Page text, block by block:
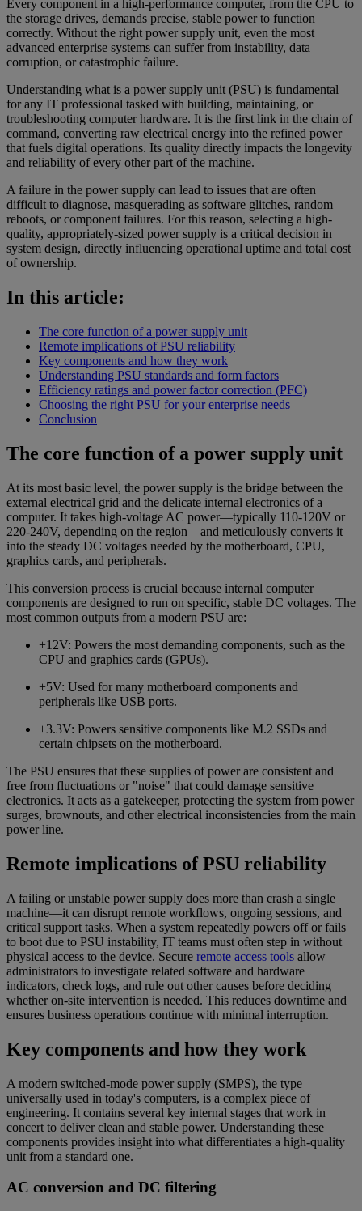
Every component in a high-performance computer, from the CPU to
the storage drives, demands precise, stable power to function
correctly. Without the right power supply unit, even the most
advanced enterprise systems can suffer from instability, data
corruption, or catastrophic failure.
Understanding what is a power supply unit (PSU) is fundamental
for any IT professional tasked with building, maintaining, or
troubleshooting computer hardware. It is the first link in the chain of
command, converting raw electrical energy into the refined power
that fuels digital operations. Its quality directly impacts the longevity
and reliability of every other part of the machine.
A failure in the power supply can lead to issues that are often
difficult to diagnose, masquerading as software glitches, random
reboots, or component failures. For this reason, selecting a high-
quality, appropriately-sized power supply is a critical decision in
system design, directly influencing operational uptime and total cost
of ownership.
In this article:
The core function of a power supply unit
Remote implications of PSU reliability
Key components and how they work
Understanding PSU standards and form factors
Efficiency ratings and power factor correction (PFC)
Choosing the right PSU for your enterprise needs
Conclusion
The core function of a power supply unit
At its most basic level, the power supply is the bridge between the
external electrical grid and the delicate internal electronics of a
computer. It takes high-voltage AC power—typically 110-120V or
220-240V, depending on the region—and meticulously converts it
into the steady DC voltages needed by the motherboard, CPU,
graphics cards, and peripherals.
This conversion process is crucial because internal computer
components are designed to run on specific, stable DC voltages. The
most common outputs from a modern PSU are:
+12V: Powers the most demanding components, such as the
CPU and graphics cards (GPUs).
+5V: Used for many motherboard components and
peripherals like USB ports.
+3.3V: Powers sensitive components like M.2 SSDs and
certain chipsets on the motherboard.
The PSU ensures that these supplies of power are consistent and
free from fluctuations or "noise" that could damage sensitive
electronics. It acts as a gatekeeper, protecting the system from power
surges, brownouts, and other electrical inconsistencies from the main
power line.
Remote implications of PSU reliability
A failing or unstable power supply does more than crash a single
machine—it can disrupt remote workflows, ongoing sessions, and
critical support tasks. When a system repeatedly powers off or fails
to boot due to PSU instability, IT teams must often step in without
physical access to the device. Secure remote access tools allow
administrators to investigate related software and hardware
indicators, check logs, and rule out other causes before deciding
whether on-site intervention is needed. This reduces downtime and
ensures business operations continue with minimal interruption.
Key components and how they work
A modern switched-mode power supply (SMPS), the type
universally used in today's computers, is a complex piece of
engineering. It contains several key internal stages that work in
concert to deliver clean and stable power. Understanding these
components provides insight into what differentiates a high-quality
unit from a standard one.
AC conversion and DC filtering